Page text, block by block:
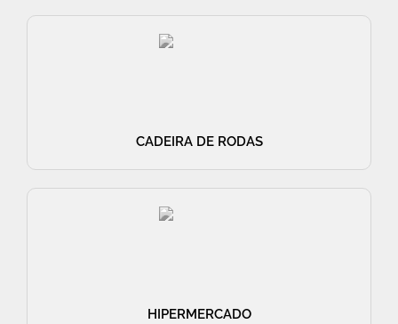
CADEIRA DE RODAS
HIPERMERCADO